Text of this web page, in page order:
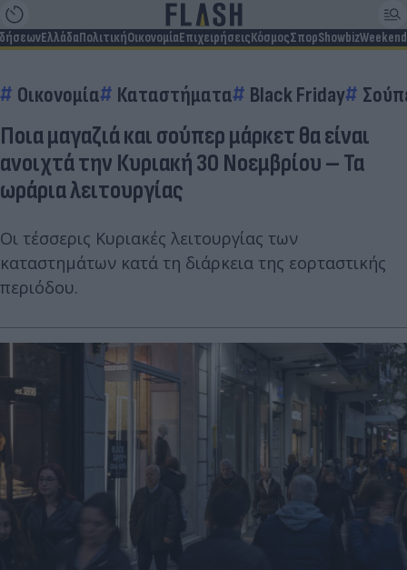
ΕλλάδαΠολιτικήΟικονομίαΕπιχειρήσειςΚόσμοςΣπορShowbizWeekend
Οικονομία Καταστήματα Black Friday
Ποια μαγαζιά και σούπερ μάρκετ θα είναι
ανοιχτά την Κυριακή 30 Νοεμβρίου – Τα
ωράρια λειτουργίας
Οι τέσσερις Κυριακές λειτουργίας των
καταστημάτων κατά τη διάρκεια της εορταστικής
περιόδου.